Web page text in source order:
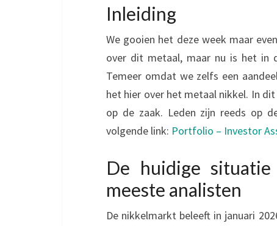
Inleiding
We gooien het deze week maar
over dit metaal, maar nu is het in
Temeer omdat we zelfs een
het hier over het metaal nikkel. In
op de zaak. Leden zijn reeds op
volgende link: Portfolio – Investor
De huidige
meeste analisten
De nikkelmarkt beleeft in januari